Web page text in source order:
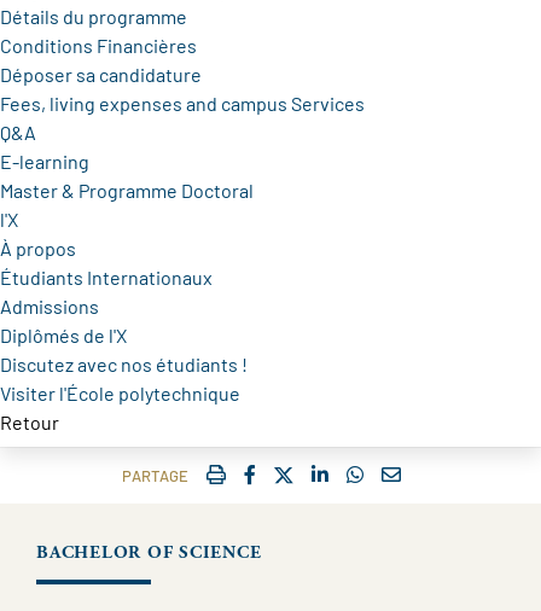
Détails du programme
Conditions Financières
Déposer sa candidature
Fees, living expenses and campus Services
Q&A
E-learning
Master & Programme Doctoral
l'X
À propos
Étudiants Internationaux
Admissions
Diplômés de l'X
Discutez avec nos étudiants !
Visiter l'École polytechnique
Retour
PARTAGE IMPRIMERFACEBOOK
TWITTER
SHARE ON LINKEDIN
SHARE ON
COURRIEL
BACHELOR OF SCIENCE